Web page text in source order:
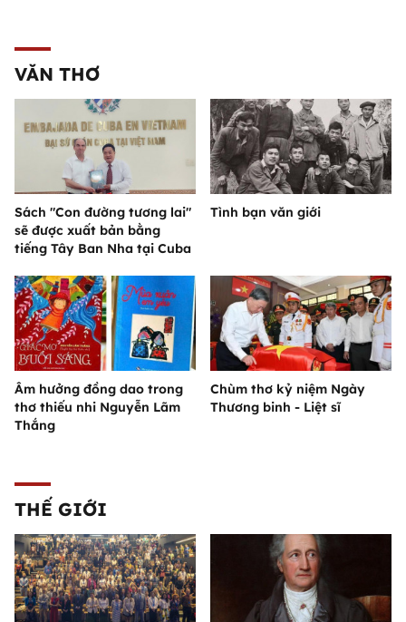
VĂN THƠ
Sách "Con đường tương lai"
sẽ được xuất bản bằng
tiếng Tây Ban Nha tại Cuba
Tình bạn văn giới
Âm hưởng đồng dao trong
thơ thiếu nhi Nguyễn Lãm
Thắng
Chùm thơ kỷ niệm Ngày
Thương binh - Liệt sĩ
THẾ GIỚI